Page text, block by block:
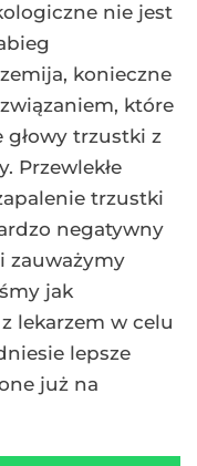
nie jest
konieczne
które
głowy trzustki z
Przewlekłe
trzustki
negatywny
zauważymy
jak
lekarzem w celu
lepsze
już na